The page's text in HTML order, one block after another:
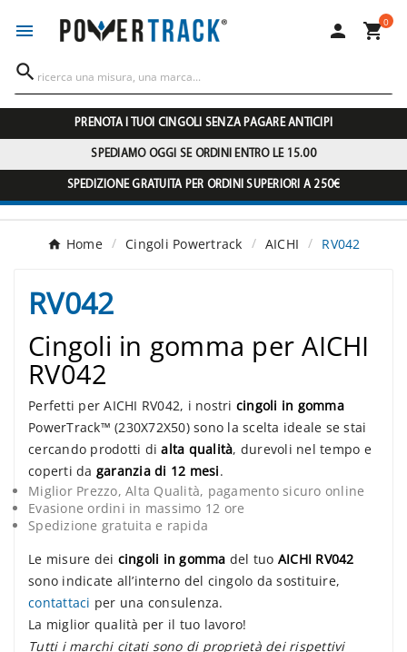
  0

PRENOTA I TUOI CINGOLI SENZA PAGARE ANTICIPI
SPEDIAMO OGGI SE ORDINI ENTRO LE 15.00
SPEDIZIONE GRATUITA PER ORDINI SUPERIORI A 250€
Home Cingoli Powertrack AICHI RV042
RV042
Cingoli in gomma per AICHI
RV042
Perfetti per AICHI RV042, i nostri cingoli in gomma
PowerTrack™ (230X72X50) sono la scelta ideale se stai
cercando prodotti dialta qualità, durevoli nel tempo e
coperti da garanzia di 12 mesi.
Miglior Prezzo, Alta Qualità, pagamento sicuro online
Evasione ordini in massimo 12 ore
Spedizione gratuita e rapida
Le misure dei cingoli in gomma del tuo AICHI RV042
sono indicate all’interno del cingolo da sostituire,
contattaci per una consulenza.
La miglior qualità per il tuo lavoro!
Tutti i marchi citati sono di proprietà dei rispettivi